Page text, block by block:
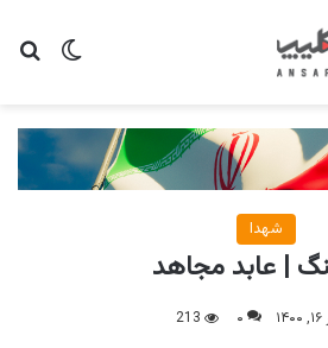
تغییر
شهدا
| عابد مجاهد
۰ 213